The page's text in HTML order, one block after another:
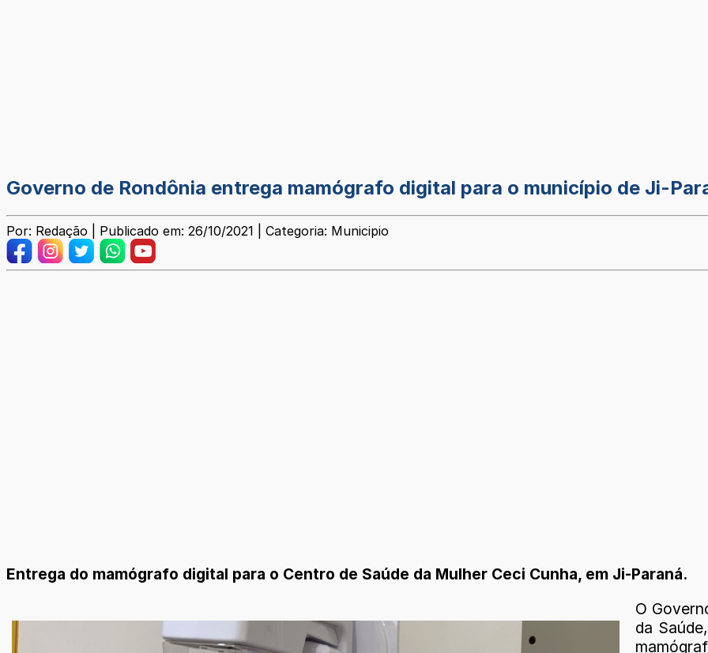
Governo de Rondônia entrega mamógrafo digital para o município de Ji-
Por: Redação | Publicado em: 26/10/2021 | Categoria: Municipio
Entrega do mamógrafo digital para o Centro de Saúde da Mulher Ceci Cunha, em Ji-Paraná.
O
da